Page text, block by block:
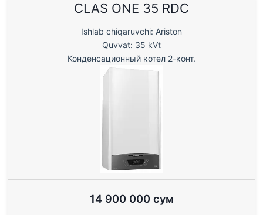
CLAS ONE 35 RDC
Ishlab chiqaruvchi: Ariston
Quvvat: 35 kVt
Конденсационный котел 2-конт.
14 900 000 сум